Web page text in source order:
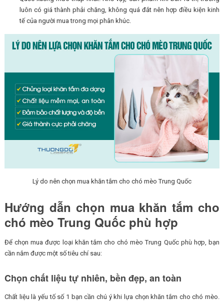
luôn có giá thành phải chăng, không quá đắt nên hợp điều kiện kinh
tế của người mua trong mọi phân khúc.
Lý do nên chọn mua khăn tắm cho chó mèo Trung Quốc
Hướng dẫn chọn mua khăn tắm cho
chó mèo Trung Quốc phù hợp
Để chọn mua được loại khăn tắm cho chó mèo Trung Quốc phù hợp, bạn
cần nắm được một số tiêu chí sau:
Chọn chất liệu tự nhiên, bền đẹp, an toàn
Chất liệu là yếu tố số 1 bạn cần chú ý khi lựa chọn khăn tắm cho chó mèo.